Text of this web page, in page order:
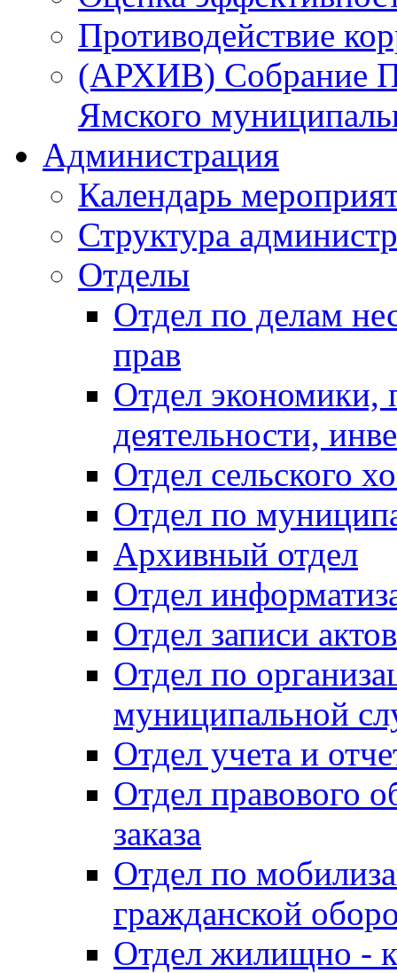
Противодействие
(АРХИВ) Собрание
Ямского
Администрация
Календарь
Структура
Отделы
Отдел по делам
прав
Отдел экономики,
деятельности,
Отдел сельского
Отдел по
Архивный отдел
Отдел
Отдел записи
Отдел по
муниципальной
Отдел учета и
Отдел правового
заказа
Отдел по
гражданской
Отдел жилищно -